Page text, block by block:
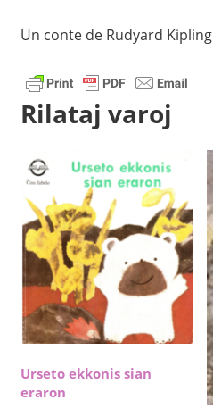
Un conte de Rudyard
Rilataj varoj
Urseto ekkonis sian
eraron